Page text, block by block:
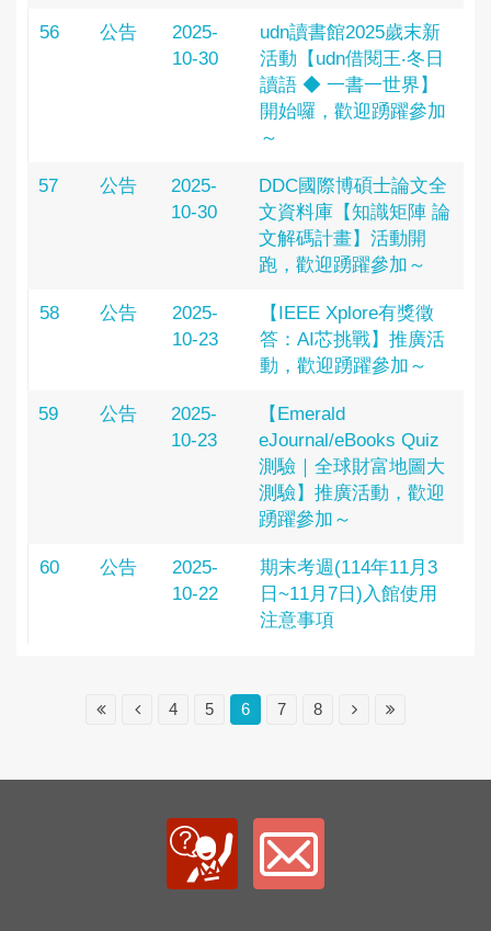
56 公告
2025-
10-30
udn讀書館2025歲末新
活動【udn借閱王‧冬日
讀語 ◆ 一書一世界】
開始囉，歡迎踴躍參加
～
57 公告
2025-
10-30
DDC國際博碩士論文全
文資料庫【知識矩陣 論
文解碼計畫】活動開
跑，歡迎踴躍參加～
58 公告
2025-
10-23
【IEEE Xplore有獎徵
答：AI芯挑戰】推廣活
動，歡迎踴躍參加～
59 公告
2025-
10-23
【Emerald
eJournal/eBooks Quiz
測驗｜全球財富地圖大
測驗】推廣活動，歡迎
踴躍參加～
60 公告
2025-
10-22
期末考週(114年11月3
日~11月7日)入館使用
注意事項
4 5 6 7 8